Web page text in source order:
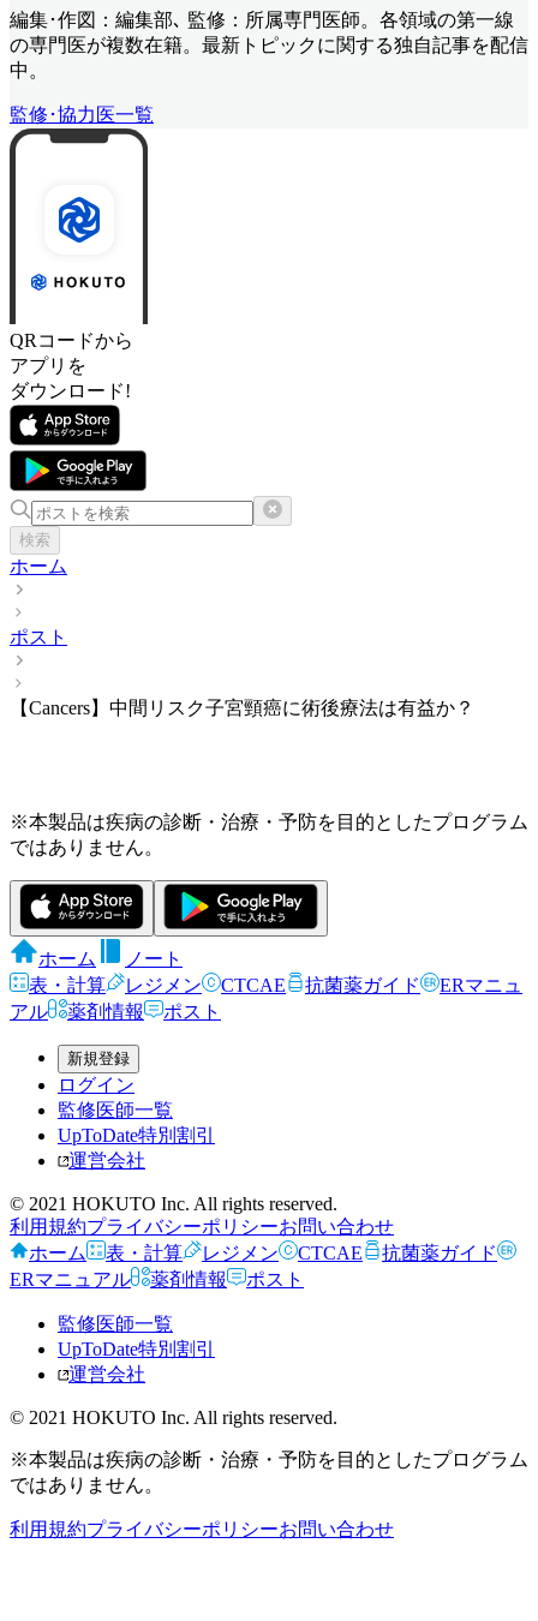
編集･作図：編集部､ 監修：所属専門医師。各領域の第一線
の専門医が複数在籍。最新トピックに関する独自記事を配信
中。
監修･協力医一覧
QRコードから
アプリを
ダウンロード!
検索
ホーム
ポスト
【Cancers】中間リスク子宮頸癌に術後療法は有益か？
※本製品は疾病の診断・治療・予防を目的としたプログラム
ではありません。
ホーム
ノート
表・計算
レジメン CTCAE 抗菌薬ガイド
ERマニュ
アル
薬剤情報 ポスト
新規登録
ログイン
監修医師一覧
UpToDate特別割引
運営会社
© 2021 HOKUTO Inc. All rights reserved.
利用規約プライバシーポリシーお問い合わせ
ホーム
表・計算 レジメン CTCAE
抗菌薬ガイド
ERマニュアル
薬剤情報 ポスト
監修医師一覧
UpToDate特別割引
運営会社
© 2021 HOKUTO Inc. All rights reserved.
※本製品は疾病の診断・治療・予防を目的としたプログラム
ではありません。
利用規約プライバシーポリシーお問い合わせ